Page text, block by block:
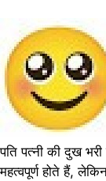
पति पत्नी की दुख भरी शायरी – पति-पत्नी के रिश्ते में प्यार और भरोसा सबसे
महत्वपूर्ण होते हैं,